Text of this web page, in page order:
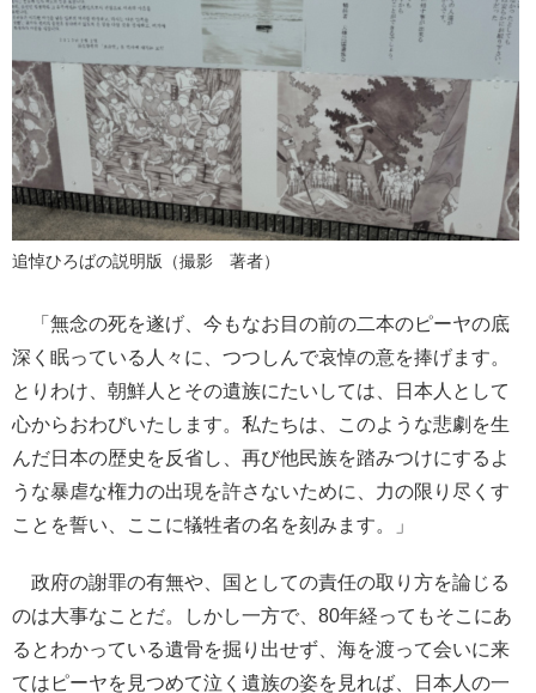
追悼ひろばの説明版（撮影 著者）
「無念の死を遂げ、今もなお目の前の二本のピーヤの底
深く眠っている人々に、つつしんで哀悼の意を捧げます。
とりわけ、朝鮮人とその遺族にたいしては、日本人として
心からおわびいたします。私たちは、このような悲劇を生
んだ日本の歴史を反省し、再び他民族を踏みつけにするよ
うな暴虐な権力の出現を許さないために、力の限り尽くす
ことを誓い、ここに犠牲者の名を刻みます。」
政府の謝罪の有無や、国としての責任の取り方を論じる
のは大事なことだ。しかし一方で、80年経ってもそこにあ
るとわかっている遺骨を掘り出せず、海を渡って会いに来
てはピーヤを見つめて泣く遺族の姿を見れば、日本人の一